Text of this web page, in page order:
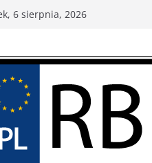
6 sierpnia, 2026